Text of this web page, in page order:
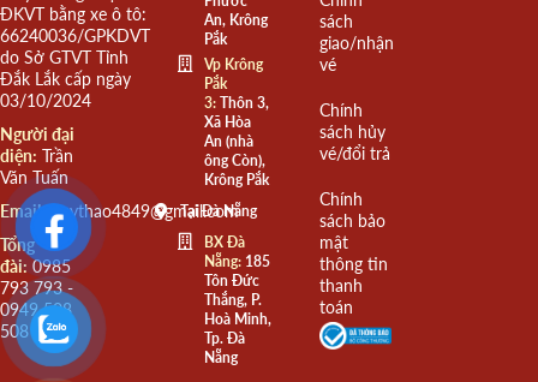
ĐKVT bằng xe ô tô:
66240036/GPKDVT
do Sở GTVT Tỉnh
Đắk Lắk cấp ngày
03/10/2024
Người đại
diện: Trần
Văn Tuấn
Email: quythao4849@gmail.com
Tổng
đài: 0985
793 793 -
0949 508
508
An, Krông
Pắk
Vp Krông
Pắk
3:Thôn 3,
Xã Hòa
An (nhà
ông Còn),
Krông Pắk
Tại Đà Nẵng
BX Đà
Nẵng:185
Tôn Đức
Thắng, P.
Hoà Minh,
Tp. Đà
Nẵng
sách
giao/nhận
vé
Chính
sách hủy
vé/đổi trả
Chính
sách bảo
mật
thông tin
thanh
toán